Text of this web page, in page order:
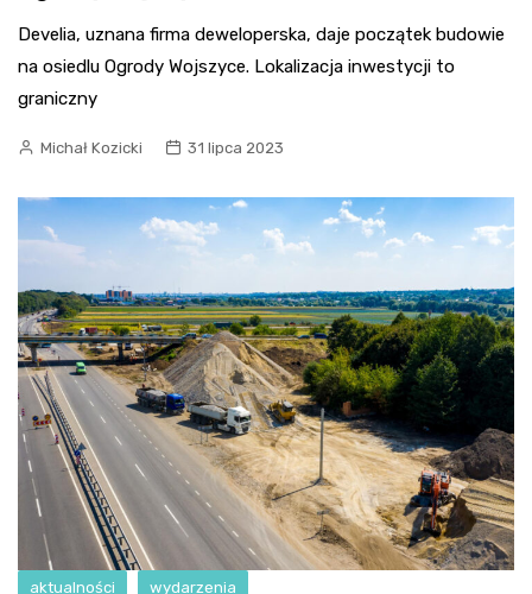
Develia, uznana firma deweloperska, daje początek budowie
na osiedlu Ogrody Wojszyce. Lokalizacja inwestycji to
graniczny
Michał Kozicki 31 lipca 2023
aktualności wydarzenia